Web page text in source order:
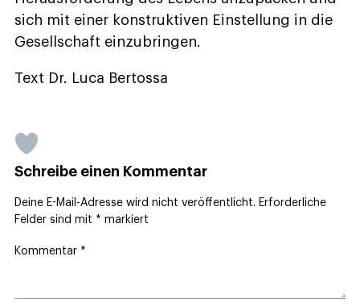
sich mit einer konstruktiven Einstellung in die
Gesellschaft einzubringen.
Text Dr. Luca Bertossa
Schreibe einen Kommentar
Deine E-Mail-Adresse wird nicht veröffentlicht. Erforderliche
Felder sind mit * markiert
Kommentar *